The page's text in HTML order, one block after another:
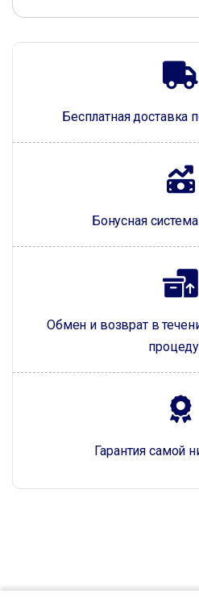
Бесплатная доставка
Бонусная
Обмен и возврат в
Гарантия самой